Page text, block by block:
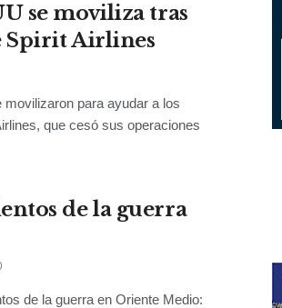
se moviliza tras
Spirit Airlines
para ayudar a los
que cesó sus operaciones
de la guerra
de la guerra en Oriente Medio: